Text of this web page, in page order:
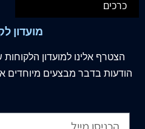
כרכים
מועדון
הצטרף אלינו למועדון
הודעות בדבר מבצעים מיוחדים